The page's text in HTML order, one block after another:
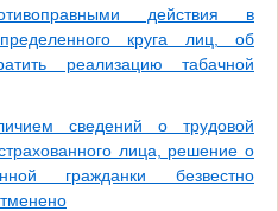
действия в
круга лиц, об
реализацию табачной
сведений о трудовой
лица, решение о
гражданки безвестно